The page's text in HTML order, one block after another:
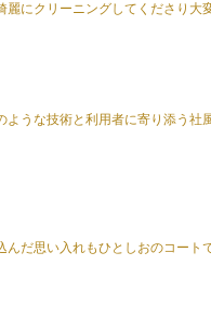
麗にクリーニングしてくださり大
ような技術と利用者に寄り添う社
んだ思い入れもひとしおのコート